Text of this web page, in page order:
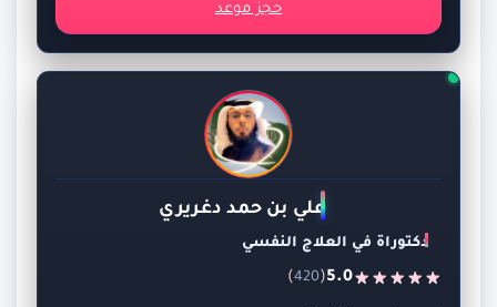
حجز موعد
علي بن حمد دغريري
دكتوراة في العلاج النفسي
5.0
(
420
)